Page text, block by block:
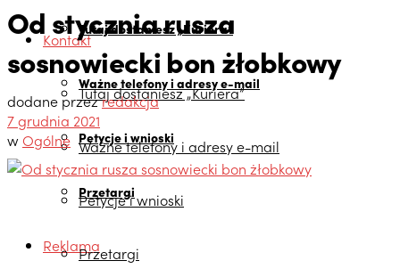
Tutaj dostaniesz „Kuriera”
Ważne telefony i adresy e-mail
Petycje i wnioski
Przetargi
Reklama
Kontakt
Tutaj dostaniesz „Kuriera”
Ważne telefony i adresy e-mail
Petycje i wnioski
Przetargi
Od stycznia rusza
sosnowiecki bon żłobkowy
dodane przezredakcja
7 grudnia 2021
wOgólne